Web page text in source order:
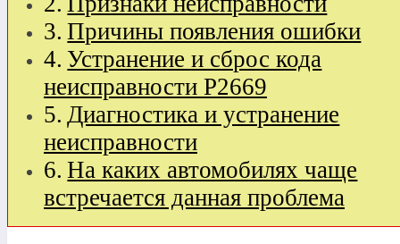
Причины появления ошибки
Устранение и сброс кода
неисправности P2669
Диагностика и устранение
неисправности
На каких автомобилях чаще
встречается данная проблема